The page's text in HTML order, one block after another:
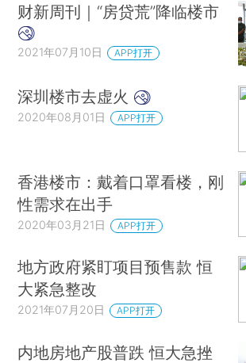
财新周刊｜“房贷荒”降临楼市
2021年07月10日 APP打开
深圳楼市去虚火
2020年08月01日 APP打开
香港楼市：戴着口罩看楼，刚
性需求在出手
2020年03月21日 APP打开
地方政府紧盯项目预售款 恒
大紧急整改
2021年07月20日 APP打开
内地房地产股普跌 恒大急挫